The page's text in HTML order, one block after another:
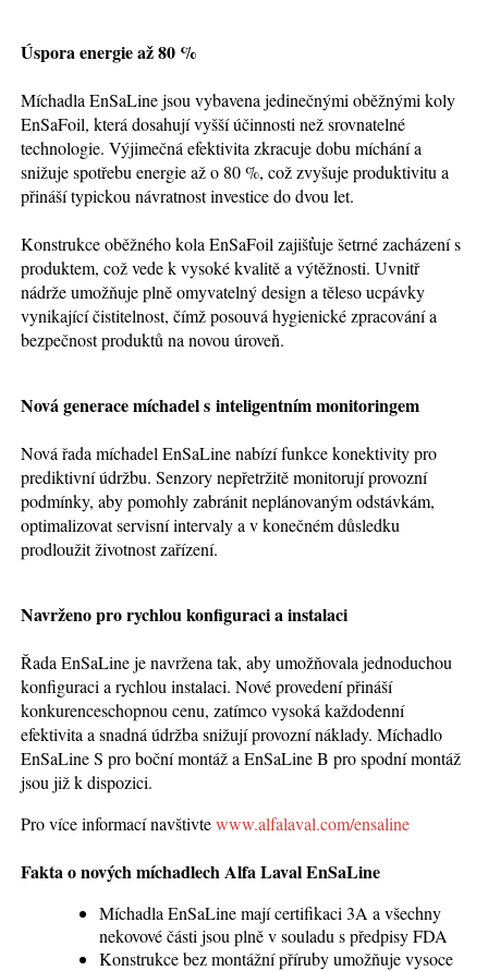
Úspora energie až 80 %
Míchadla EnSaLine jsou vybavena jedinečnými oběžnými koly
EnSaFoil, která dosahují vyšší účinnosti než srovnatelné
technologie. Výjimečná efektivita zkracuje dobu míchání a
snižuje spotřebu energie až o 80 %, což zvyšuje produktivitu a
přináší typickou návratnost investice do dvou let.
Konstrukce oběžného kola EnSaFoil zajišťuje šetrné zacházení s
produktem, což vede k vysoké kvalitě a výtěžnosti. Uvnitř
nádrže umožňuje plně omyvatelný design a těleso ucpávky
vynikající čistitelnost, čímž posouvá hygienické zpracování a
bezpečnost produktů na novou úroveň.
Nová generace míchadel s inteligentním monitoringem
Nová řada míchadel EnSaLine nabízí funkce konektivity pro
prediktivní údržbu. Senzory nepřetržitě monitorují provozní
podmínky, aby pomohly zabránit neplánovaným odstávkám,
optimalizovat servisní intervaly a v konečném důsledku
prodloužit životnost zařízení.
Navrženo pro rychlou konfiguraci a instalaci
Řada EnSaLine je navržena tak, aby umožňovala jednoduchou
konfiguraci a rychlou instalaci. Nové provedení přináší
konkurenceschopnou cenu, zatímco vysoká každodenní
efektivita a snadná údržba snižují provozní náklady. Míchadlo
EnSaLine S pro boční montáž a EnSaLine B pro spodní montáž
jsou již k dispozici.
Pro více informací navštivtewww.alfalaval.com/ensaline
Fakta o nových míchadlech Alfa Laval EnSaLine
Míchadla EnSaLine mají certifikaci 3A a všechny
nekovové části jsou plně v souladu s předpisy FDA
Konstrukce bez montážní příruby umožňuje vysoce